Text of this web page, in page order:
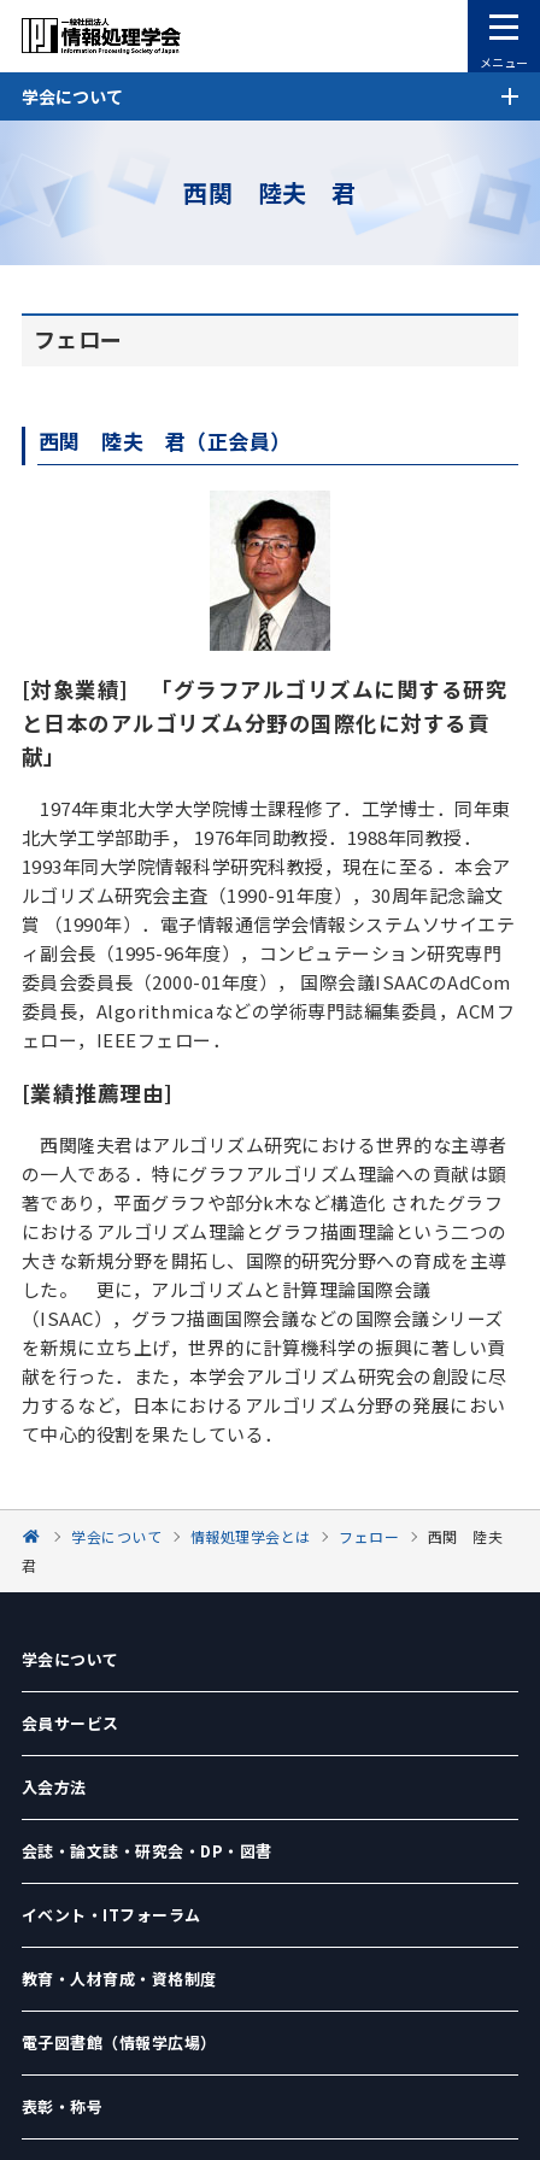
メニュー
学会について
西関 陸夫 君
フェロー
西関 陸夫 君（正会員）
[対象業績] 「グラフアルゴリズムに関する研究
と日本のアルゴリズム分野の国際化に対する貢
献」
1974年東北大学大学院博士課程修了．工学博士．同年東
北大学工学部助手， 1976年同助教授．1988年同教授．
1993年同大学院情報科学研究科教授，現在に至る．本会ア
ルゴリズム研究会主査（1990-91年度），30周年記念論文
賞 （1990年）．電子情報通信学会情報システムソサイエテ
ィ副会長（1995-96年度），コンピュテーション研究専門
委員会委員長（2000-01年度）， 国際会議ISAACのAdCom
委員長，Algorithmicaなどの学術専門誌編集委員，ACMフ
ェロー，IEEEフェロー．
[業績推薦理由]
西関隆夫君はアルゴリズム研究における世界的な主導者
の一人である．特にグラフアルゴリズム理論への貢献は顕
著であり，平面グラフや部分k木など構造化 されたグラフ
におけるアルゴリズム理論とグラフ描画理論という二つの
大きな新規分野を開拓し、国際的研究分野への育成を主導
した。 更に，アルゴリズムと計算理論国際会議
（ISAAC），グラフ描画国際会議などの国際会議シリーズ
を新規に立ち上げ，世界的に計算機科学の振興に著しい貢
献を行った．また，本学会アルゴリズム研究会の創設に尽
力するなど，日本におけるアルゴリズム分野の発展におい
て中心的役割を果たしている．
学会について 情報処理学会とは フェロー
西関 陸夫
君
学会について
会員サービス
入会方法
会誌・論文誌・研究会・DP・図書
イベント・ITフォーラム
教育・人材育成・資格制度
電子図書館（情報学広場）
表彰・称号